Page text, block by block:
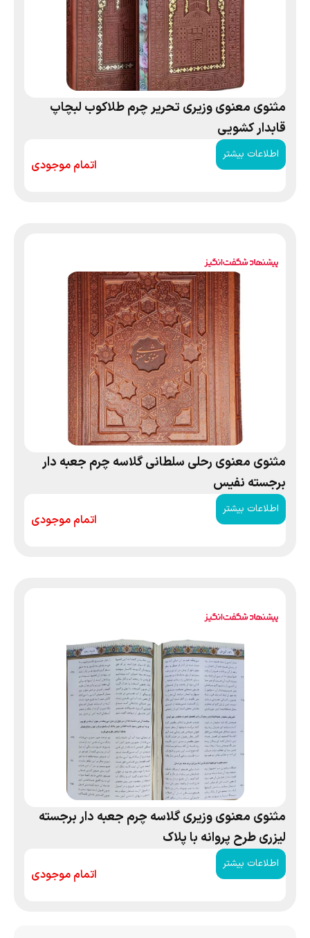
مثنوی معنوی وزیری تحریر چرم طلاکوب لبچاپ
قابدار کشویی
اطلاعات بیشتر
اتمام موجودی
مثنوی معنوی رحلی سلطانی گلاسه چرم جعبه دار
برجسته نفیس
اطلاعات بیشتر
اتمام موجودی
مثنوی معنوی وزیری گلاسه چرم جعبه دار برجسته
لیزری طرح پروانه با پلاک
اطلاعات بیشتر
اتمام موجودی